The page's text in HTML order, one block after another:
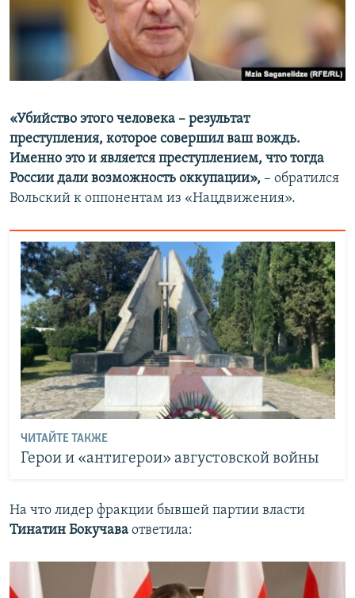
«Убийство этого человека – результат
преступления, которое совершил ваш вождь.
Именно это и является преступлением, что тогда
России дали возможность оккупации», – обратился
Вольский к оппонентам из «Нацдвижения».
ЧИТАЙТЕ ТАКЖЕ
Герои и «антигерои» августовской войны
На что лидер фракции бывшей партии власти
Тинатин Бокучава ответила: